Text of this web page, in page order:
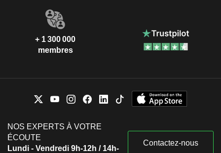
+ 1 300 000
membres
NOS EXPERTS À VOTRE
ÉCOUTE
Lundi - Vendredi 9h-12h / 14h-
Contactez-nous